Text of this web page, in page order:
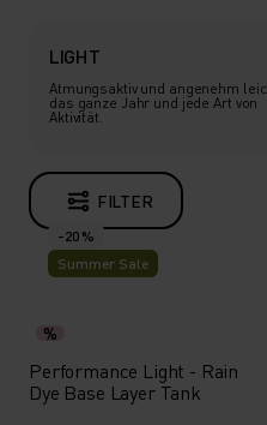
LIGHT
Atmungsaktiv und angenehm
das ganze Jahr und jede Art von
Aktivität.
FILTER
-20 %
Summer Sale
%
Performance Light - Rain
Dye Base Layer Tank